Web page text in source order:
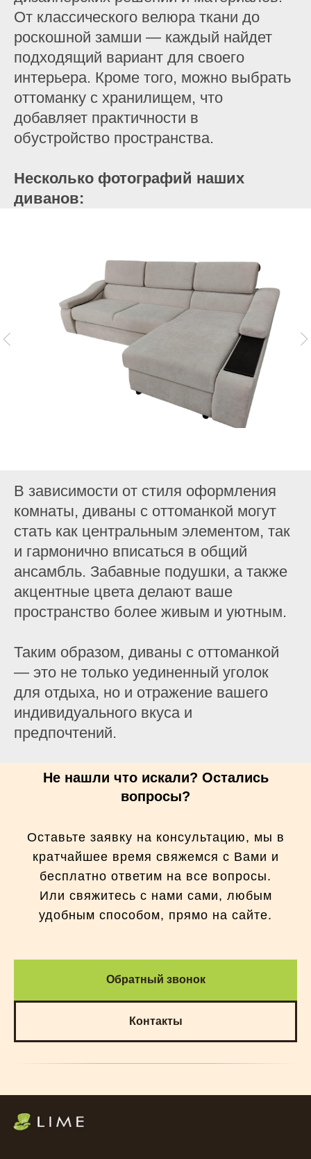
От классического велюра ткани до
роскошной замши — каждый найдет
подходящий вариант для своего
интерьера. Кроме того, можно выбрать
оттоманку с хранилищем, что
добавляет практичности в
обустройство пространства.
Несколько фотографий наших
диванов:
В зависимости от стиля оформления
комнаты, диваны с оттоманкой могут
стать как центральным элементом, так
и гармонично вписаться в общий
ансамбль. Забавные подушки, а также
акцентные цвета делают ваше
пространство более живым и уютным.
Таким образом, диваны с оттоманкой
— это не только уединенный уголок
для отдыха, но и отражение вашего
индивидуального вкуса и
предпочтений.
Не нашли что искали? Остались
вопросы?
Оставьте заявку на консультацию, мы в
кратчайшее время свяжемся с Вами и
бесплатно ответим на все вопросы.
Или свяжитесь с нами сами, любым
удобным способом, прямо на сайте.
Обратный звонок
Контакты